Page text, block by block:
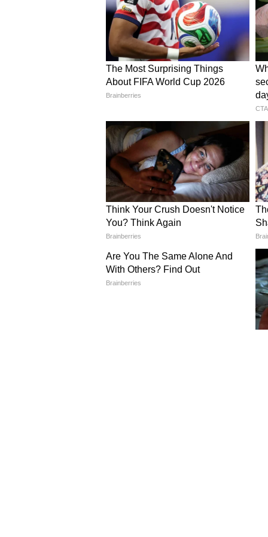
Related Articles
Vaibhav
জন্য মা,' মাতৃ দিবসে
প্রতিশ্রুতি' বৈভবের
আরও খবরের আপডেট পেতে চোখ
এখানে।